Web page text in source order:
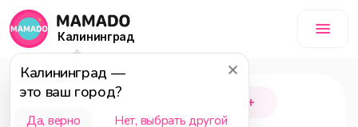
Калининград
Калининград —
это ваш город?
Да, верно Нет, выбрать другой
Калининград 12+